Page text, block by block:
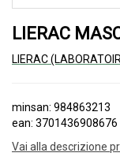
LIERAC
LIERAC
minsan: 984863213
ean: 3701436908676
Vai alla descrizione